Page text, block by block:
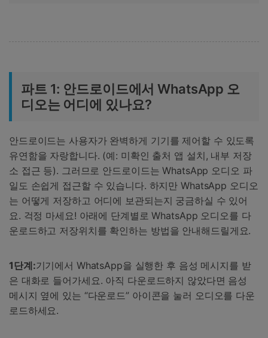
파트 1: 안드로이드에서 WhatsApp 오
디오는 어디에 있나요?
안드로이드는 사용자가 완벽하게 기기를 제어할 수 있도록
유연함을 자랑합니다. (예: 미확인 출처 앱 설치, 내부 저장
소 접근 등). 그러므로 안드로이드는 WhatsApp 오디오 파
일도 손쉽게 접근할 수 있습니다. 하지만 WhatsApp 오디오
는 어떻게 저장하고 어디에 보관되는지 궁금하실 수 있어
요. 걱정 마세요! 아래에 단계별로 WhatsApp 오디오를 다
운로드하고 저장위치를 확인하는 방법을 안내해드릴게요.
1단계:기기에서 WhatsApp을 실행한 후 음성 메시지를 받
은 대화로 들어가세요. 아직 다운로드하지 않았다면 음성
메시지 옆에 있는 “다운로드” 아이콘을 눌러 오디오를 다운
로드하세요.